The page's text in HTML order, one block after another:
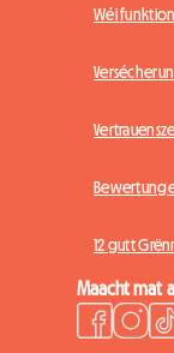
Wéi
12 gutt
Maacht mat